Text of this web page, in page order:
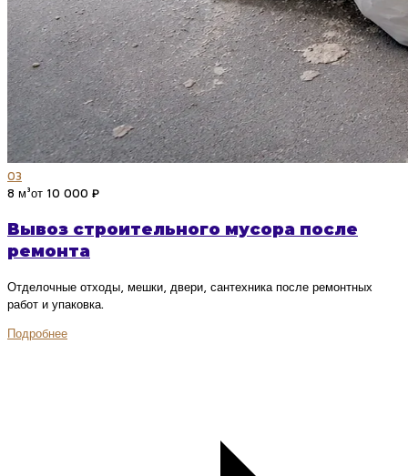
03
8 м³от 10 000 ₽
Вывоз строительного мусора после
ремонта
Отделочные отходы, мешки, двери, сантехника после ремонтных
работ и упаковка.
Подробнее